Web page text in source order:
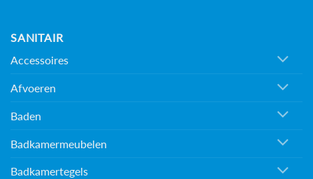
SANITAIR
Accessoires
Afvoeren
Baden
Badkamermeubelen
Badkamertegels